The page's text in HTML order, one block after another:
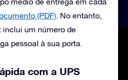
(PDF). No entanto,
inclui um número de
pessoal à sua porta.
com a UPS